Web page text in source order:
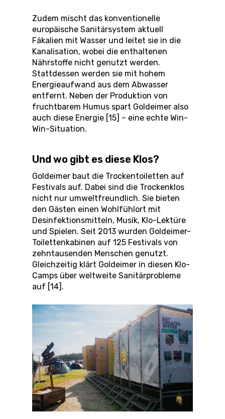
Zudem mischt das konventionelle
europäische Sanitärsystem aktuell
Fäkalien mit Wasser und leitet sie in die
Kanalisation, wobei die enthaltenen
Nährstoffe nicht genutzt werden.
Stattdessen werden sie mit hohem
Energieaufwand aus dem Abwasser
entfernt. Neben der Produktion von
fruchtbarem Humus spart Goldeimer also
auch diese Energie [15] – eine echte Win-
Win-Situation.
Und wo gibt es diese Klos?
Goldeimer baut die Trockentoiletten auf
Festivals auf. Dabei sind die Trockenklos
nicht nur umweltfreundlich. Sie bieten
den Gästen einen Wohlfühlort mit
Desinfektionsmitteln, Musik, Klo-Lektüre
und Spielen. Seit 2013 wurden Goldeimer-
Toilettenkabinen auf 125 Festivals von
zehntausenden Menschen genutzt.
Gleichzeitig klärt Goldeimer in diesen Klo-
Camps über weltweite Sanitärprobleme
auf [14].